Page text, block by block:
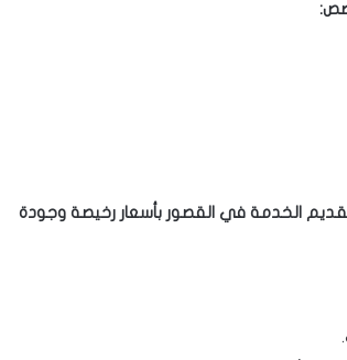
الخدمة في القصور بأسعار رخيصة وجودة